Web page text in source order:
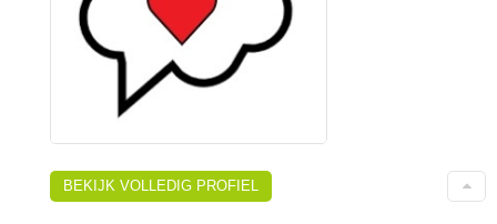
BEKIJK VOLLEDIG PROFIEL